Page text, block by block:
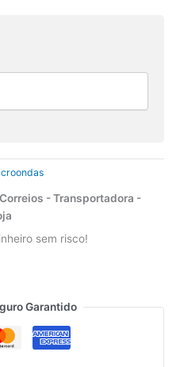
- Transportadora -
sem risco!
Garantido